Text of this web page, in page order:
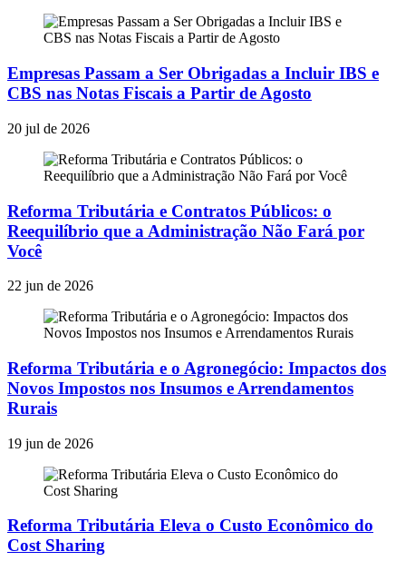
Empresas Passam a Ser Obrigadas a Incluir IBS e
CBS nas Notas Fiscais a Partir de Agosto
20 jul de 2026
Reforma Tributária e Contratos Públicos: o
Reequilíbrio que a Administração Não Fará por
Você
22 jun de 2026
Reforma Tributária e o Agronegócio: Impactos dos
Novos Impostos nos Insumos e Arrendamentos
Rurais
19 jun de 2026
Reforma Tributária Eleva o Custo Econômico do
Cost Sharing